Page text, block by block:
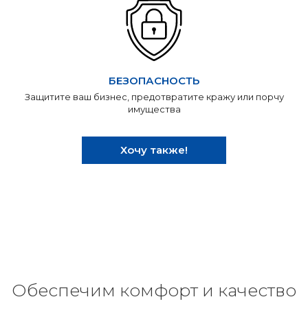
БЕЗОПАСНОСТЬ
Защитите ваш бизнес, предотвратите кражу или порчу
имущества
Хочу также!
Обеспечим комфорт и качество